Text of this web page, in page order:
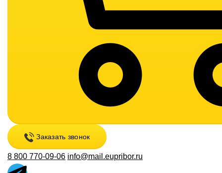
Заказать звонок
8 800 770-09-06 info@mail.eupribor.ru